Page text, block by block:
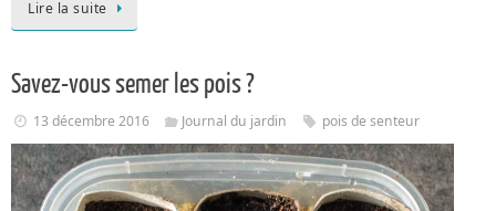
Lire la suite
Savez-vous semer les pois ?
13 décembre 2016 Journal du jardin pois de senteur